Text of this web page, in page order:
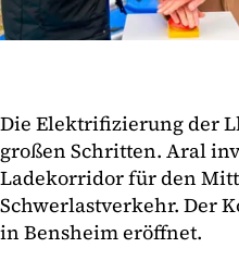
Die Elektrifizierung der
großen Schritten. Aral
Ladekorridor für den
Schwerlastverkehr. Der
in Bensheim eröffnet.